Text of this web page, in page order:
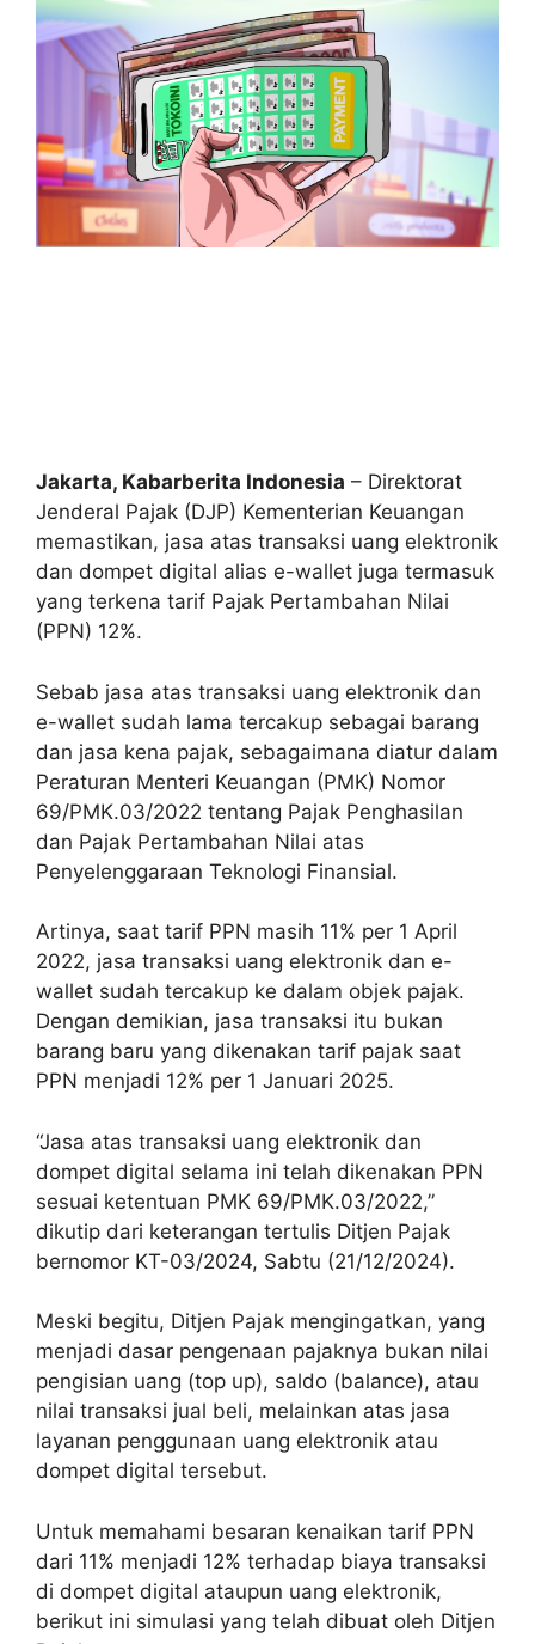
Jakarta, Kabarberita Indonesia – Direktorat
Jenderal Pajak (DJP) Kementerian Keuangan
memastikan, jasa atas transaksi uang elektronik
dan dompet digital alias e-wallet juga termasuk
yang terkena tarif Pajak Pertambahan Nilai
(PPN) 12%.
Sebab jasa atas transaksi uang elektronik dan
e-wallet sudah lama tercakup sebagai barang
dan jasa kena pajak, sebagaimana diatur dalam
Peraturan Menteri Keuangan (PMK) Nomor
69/PMK.03/2022 tentang Pajak Penghasilan
dan Pajak Pertambahan Nilai atas
Penyelenggaraan Teknologi Finansial.
Artinya, saat tarif PPN masih 11% per 1 April
2022, jasa transaksi uang elektronik dan e-
wallet sudah tercakup ke dalam objek pajak.
Dengan demikian, jasa transaksi itu bukan
barang baru yang dikenakan tarif pajak saat
PPN menjadi 12% per 1 Januari 2025.
“Jasa atas transaksi uang elektronik dan
dompet digital selama ini telah dikenakan PPN
sesuai ketentuan PMK 69/PMK.03/2022,”
dikutip dari keterangan tertulis Ditjen Pajak
bernomor KT-03/2024, Sabtu (21/12/2024).
Meski begitu, Ditjen Pajak mengingatkan, yang
menjadi dasar pengenaan pajaknya bukan nilai
pengisian uang (top up), saldo (balance), atau
nilai transaksi jual beli, melainkan atas jasa
layanan penggunaan uang elektronik atau
dompet digital tersebut.
Untuk memahami besaran kenaikan tarif PPN
dari 11% menjadi 12% terhadap biaya transaksi
di dompet digital ataupun uang elektronik,
berikut ini simulasi yang telah dibuat oleh Ditjen